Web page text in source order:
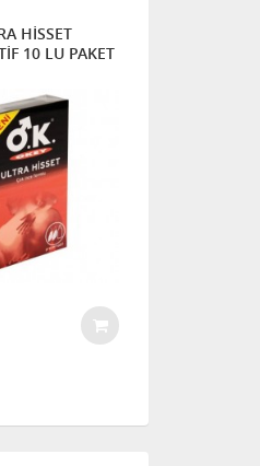
HİSSET
10 LU PAKET